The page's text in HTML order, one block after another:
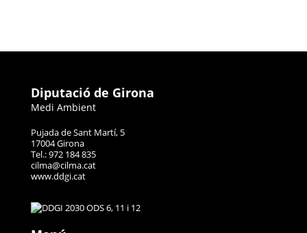
Diputació de Girona
Medi Ambient
Pujada de Sant Martí, 5
17004 Girona
Tel.: 972 184 835
cilma@cilma.cat
www.ddgi.cat